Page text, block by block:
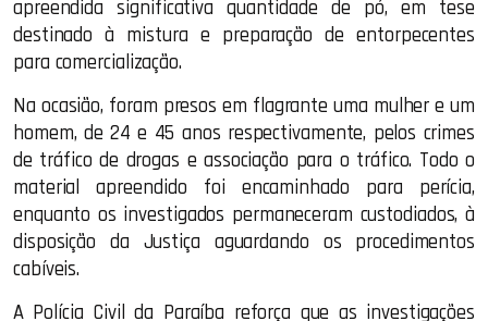
apreendida significativa quantidade de pó, em tese
destinado à mistura e preparação de entorpecentes
para comercialização.
Na ocasião, foram presos em flagrante uma mulher e um
homem, de 24 e 45 anos respectivamente, pelos crimes
de tráfico de drogas e associação para o tráfico. Todo o
material apreendido foi encaminhado para perícia,
enquanto os investigados permaneceram custodiados, à
disposição da Justiça aguardando os procedimentos
cabíveis.
A Polícia Civil da Paraíba reforça que as investigações